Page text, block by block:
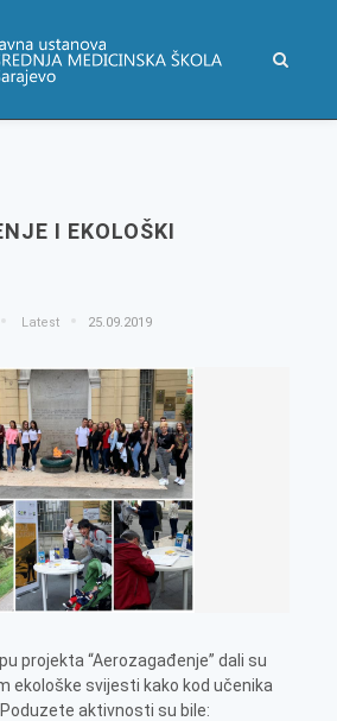
I EKOLOŠKI
Latest 25.09.2019
projekta “Aerozagađenje” dali su
ekološke svijesti kako kod učenika
aktivnosti su bile: